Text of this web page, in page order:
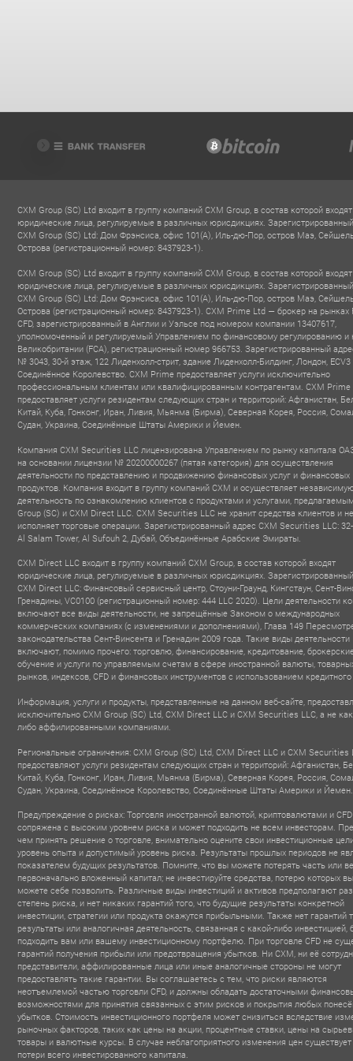
CXM Group (SC) Ltd входит в группу компаний CXM Group, в состав которой входят
юридические лица, регулируемые в различных юрисдикциях.
CXM Group (SC) Ltd: Дом Фрэнсиса, офис 101(A), Иль-дю-Пор, остров Маэ,
Острова (регистрационный номер: 8437923-1).
CXM Group (SC) Ltd входит в группу компаний CXM Group, в состав которой входят
юридические лица, регулируемые в различных юрисдикциях.
CXM Group (SC) Ltd: Дом Фрэнсиса, офис 101(A), Иль-дю-Пор, остров Маэ,
Острова (регистрационный номер: 8437923-1). CXM Prime Ltd — брокер на рынках
CFD, зарегистрированный в Англии и Уэльсе под номером компании 13407617,
уполномоченный и регулируемый Управлением по финансовому регулированию и
Великобритании (FCA), регистрационный номер 966753. Зарегистрированный
№ 3043, 30-й этаж, 122 Лиденхолл-стрит, здание Лиденхолл-Билдинг, Лондон, ECV3
Соединённое Королевство. CXM Prime предоставляет услуги исключительно
профессиональным клиентам или квалифицированным контрагентам. CXM Prime
предоставляет услуги резидентам следующих стран и территорий: Афганистан,
Китай, Куба, Гонконг, Иран, Ливия, Мьянма (Бирма), Северная Корея, Россия,
Судан, Украина, Соединённые Штаты Америки и Йемен.
Компания CXM Securities LLC лицензирована Управлением по рынку капитала
на основании лицензии № 20200000267 (пятая категория) для осуществления
деятельности по представлению и продвижению финансовых услуг и финансовых
продуктов. Компания входит в группу компаний CXM и осуществляет
деятельность по ознакомлению клиентов с продуктами и услугами,
Group (SC) и CXM Direct LLC. CXM Securities LLC не хранит средства клиентов и не
исполняет торговые операции. Зарегистрированный адрес CXM Securities LLC:
Al Salam Tower, Al Sufouh 2, Дубай, Объединённые Арабские Эмираты.
CXM Direct LLC входит в группу компаний CXM Group, в состав которой входят
юридические лица, регулируемые в различных юрисдикциях.
CXM Direct LLC: Финансовый сервисный центр, Стоуни-Граунд, Кингстаун, Сент-
Гренадины, VC0100 (регистрационный номер: 444 LLC 2020). Цели деятельности
включают все виды деятельности, не запрещённые Законом о международных
коммерческих компаниях (с изменениями и дополнениями), Глава 149
законодательства Сент-Винсента и Гренадин 2009 года. Такие виды деятельности
включают, помимо прочего: торговлю, финансирование, кредитование,
обучение и услуги по управляемым счетам в сфере иностранной валюты,
рынков, индексов, CFD и финансовых инструментов с использованием
Информация, услуги и продукты, представленные на данном веб-сайте,
исключительно CXM Group (SC) Ltd, CXM Direct LLC и CXM Securities LLC, а не
либо аффилированными компаниями.
Региональные ограничения: CXM Group (SC) Ltd, CXM Direct LLC и CXM Securities
предоставляют услуги резидентам следующих стран и территорий: Афганистан,
Китай, Куба, Гонконг, Иран, Ливия, Мьянма (Бирма), Северная Корея, Россия,
Судан, Украина, Соединённое Королевство, Соединённые Штаты Америки и Йемен.
Предупреждение о рисках: Торговля иностранной валютой, криптовалютами и CFD
сопряжена с высоким уровнем риска и может подходить не всем инвесторам.
чем принять решение о торговле, внимательно оцените свои инвестиционные
уровень опыта и допустимый уровень риска. Результаты прошлых периодов не
показателем будущих результатов. Помните, что вы можете потерять часть или
первоначально вложенный капитал; не инвестируйте средства, потерю которых
можете себе позволить. Различные виды инвестиций и активов предполагают
степень риска, и нет никаких гарантий того, что будущие результаты конкретной
инвестиции, стратегии или продукта окажутся прибыльными. Также нет гарантий
результаты или аналогичная деятельность, связанная с какой-либо инвестицией,
подходить вам или вашему инвестиционному портфелю. При торговле CFD не
гарантий получения прибыли или предотвращения убытков. Ни CXM, ни её
представители, аффилированные лица или иные аналогичные стороны не могут
предоставлять такие гарантии. Вы соглашаетесь с тем, что риски являются
неотъемлемой частью торговли CFD, и должны обладать достаточными
возможностями для принятия связанных с этим рисков и покрытия любых
убытков. Стоимость инвестиционного портфеля может снизиться вследствие
рыночных факторов, таких как цены на акции, процентные ставки, цены на
товары и валютные курсы. В случае неблагоприятного изменения цен
потери всего инвестированного капитала.
FOREX
BROKER
Expo Dubai
TOP 100 TRUSTED
FINANCIAL INSTITUTIONS
AWARD
2025- MEFM Awards Dubai
BEST
2025- MONEY